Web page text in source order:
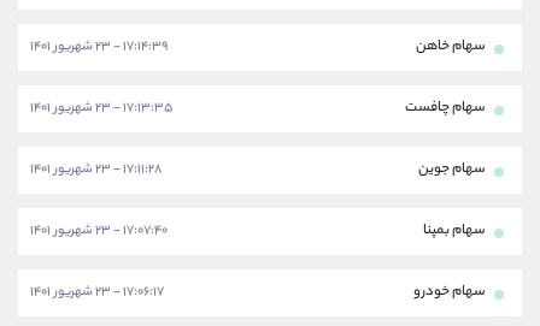
سهام خاهن ۱۷:۱۴:۳۹ - ۲۳ شهریور ۱۴۰۱
سهام چافست ۱۷:۱۳:۳۵ - ۲۳ شهریور ۱۴۰۱
سهام جوین ۱۷:۱۱:۲۸ - ۲۳ شهریور ۱۴۰۱
سهام بمپنا ۱۷:۰۷:۴۰ - ۲۳ شهریور ۱۴۰۱
سهام خودرو ۱۷:۰۶:۱۷ - ۲۳ شهریور ۱۴۰۱